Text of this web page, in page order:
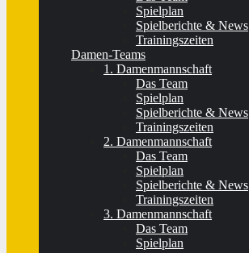
Spielplan
Spielberichte & News
Trainingszeiten
Damen-Teams
1. Damenmannschaft
Das Team
Spielplan
Spielberichte & News
Trainingszeiten
2. Damenmannschaft
Das Team
Spielplan
Spielberichte & News
Trainingszeiten
3. Damenmannschaft
Das Team
Spielplan